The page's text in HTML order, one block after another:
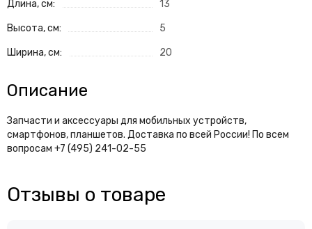
Длина, см: 13
Высота, см: 5
Ширина, см: 20
Описание
Запчасти и аксессуары для мобильных устройств,
смартфонов, планшетов. Доставка по всей России! По всем
вопросам +7 (495) 241-02-55
Отзывы о товаре